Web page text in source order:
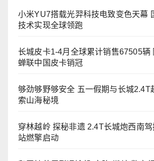
小米YU7搭载光羿科技电致变色天幕
技术实现全球领跑
长城皮卡1-4月全球累计销售67505辆
蝉联中国皮卡销冠
够劲够野够安全 五一假期与长城2.4T
索山海秘境
穿林越岭 探秘非遗 2.4T长城炮西南
站燃擎启动